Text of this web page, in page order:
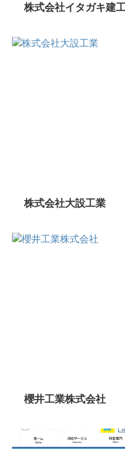
株式会社イタガキ建
株式会社大設工業
櫻井工業株式会社